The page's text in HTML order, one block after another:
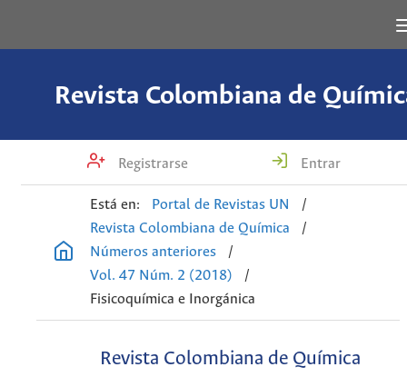
Revista Colombiana de
Registrarse Entrar
Está en: Portal de Revistas UN
/
Revista Colombiana de Química
/
Números anteriores
/
Vol. 47 Núm. 2 (2018)
/
Fisicoquímica e Inorgánica
Revista Colombiana de Química